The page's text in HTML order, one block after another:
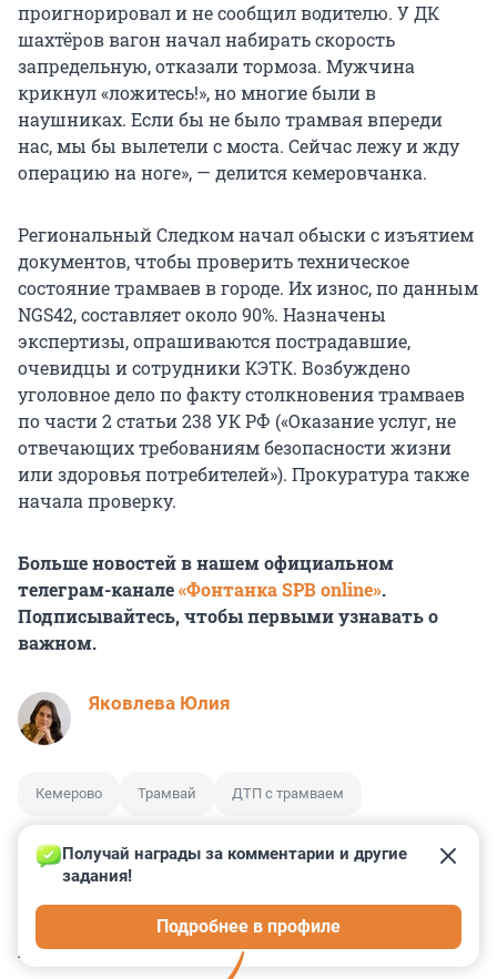
проигнорировал и не сообщил водителю. У ДК
шахтёров вагон начал набирать скорость
запредельную, отказали тормоза. Мужчина
крикнул «ложитесь!», но многие были в
наушниках. Если бы не было трамвая впереди
нас, мы бы вылетели с моста. Сейчас лежу и жду
операцию на ноге», — делится кемеровчанка.
Региональный Следком начал обыски с изъятием
документов, чтобы проверить техническое
состояние трамваев в городе. Их износ, по данным
NGS42, составляет около 90%. Назначены
экспертизы, опрашиваются пострадавшие,
очевидцы и сотрудники КЭТК. Возбуждено
уголовное дело по факту столкновения трамваев
по части 2 статьи 238 УК РФ («Оказание услуг, не
отвечающих требованиям безопасности жизни
или здоровья потребителей»). Прокуратура также
начала проверку.
Больше новостей в нашем официальном
телеграм-канале«Фонтанка SPB online».
Подписывайтесь, чтобы первыми узнавать о
важном.
Яковлева Юлия
Кемерово Трамвай ДТП с трамваем
КОММЕНТАРИИ 6
Получай награды за комментарии и другие
задания!
Подробнее в профиле